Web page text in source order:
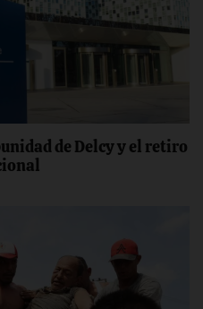
de Delcy y el retiro